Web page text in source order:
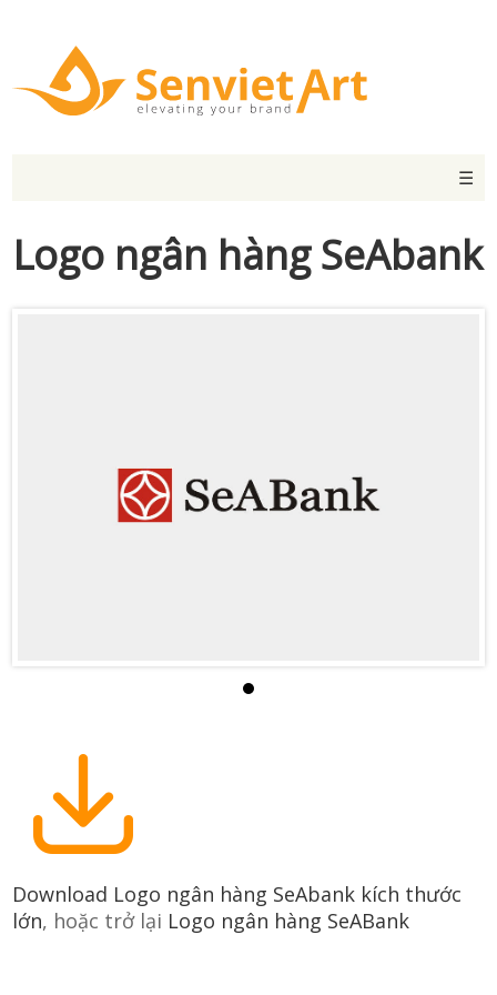
☰
Logo ngân hàng SeAbank
Download Logo ngân hàng SeAbank kích thước
lớn, hoặc trở lại Logo ngân hàng SeABank